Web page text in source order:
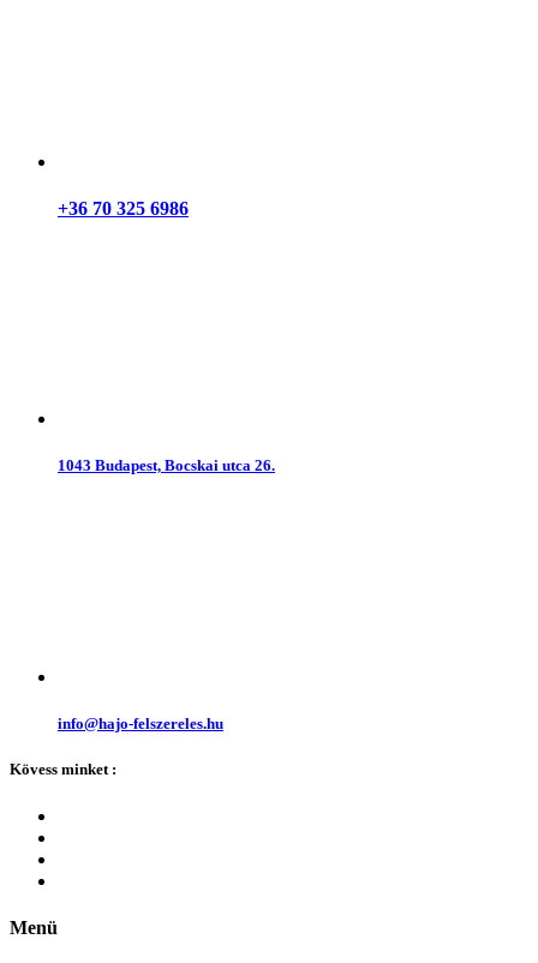
+36 70 325 6986
1043 Budapest, Bocskai utca 26.
info@hajo-felszereles.hu
Kövess minket :
Menü